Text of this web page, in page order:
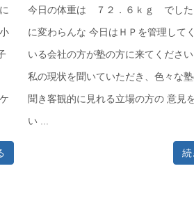
今日の体重は ７２．６ｋｇ でした
に変わらんな 今日はＨＰを管理して
いる会社の方が塾の方に来てください
私の現状を聞いていただき、色々な
聞き客観的に見れる立場の方の 意見
い ...
続